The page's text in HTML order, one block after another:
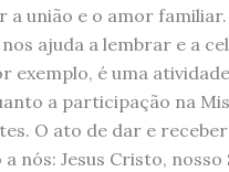
união e o amor familiar.
ajuda a lembrar e a
é uma
a participação na
O ato de dar e
nós: Jesus Cristo, nosso